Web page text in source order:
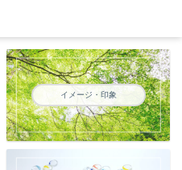
イメージ・印象